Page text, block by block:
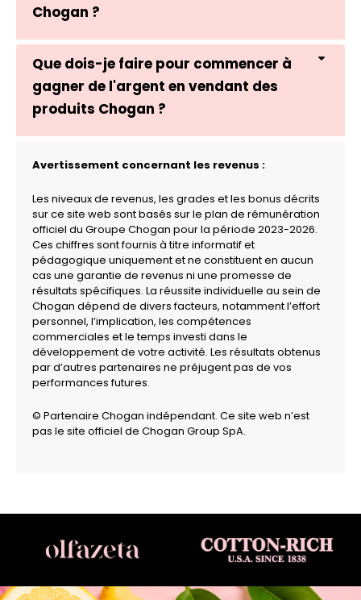
Chogan ?
Que dois-je faire pour commencer à
gagner de l'argent en vendant des
produits Chogan ?
Avertissement concernant les revenus :
Les niveaux de revenus, les grades et les bonus décrits
sur ce site web sont basés sur le plan de rémunération
officiel du Groupe Chogan pour la période 2023-2026.
Ces chiffres sont fournis à titre informatif et
pédagogique uniquement et ne constituent en aucun
cas une garantie de revenus ni une promesse de
résultats spécifiques. La réussite individuelle au sein de
Chogan dépend de divers facteurs, notamment l’effort
personnel, l’implication, les compétences
commerciales et le temps investi dans le
développement de votre activité. Les résultats obtenus
par d’autres partenaires ne préjugent pas de vos
performances futures.
© Partenaire Chogan indépendant. Ce site web n’est
pas le site officiel de Chogan Group SpA.